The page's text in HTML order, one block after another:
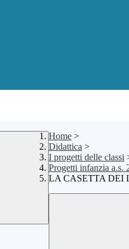
Home >
Didattica >
I progetti delle classi
Progetti infanzia a.s.
LA CASETTA DEI